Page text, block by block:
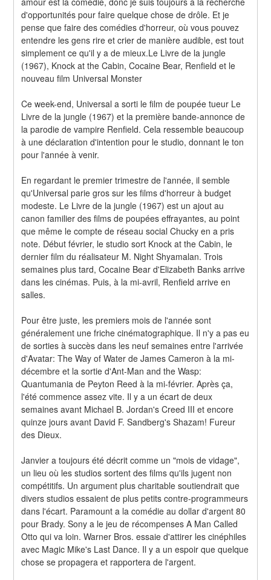
d'opportunités pour faire quelque chose de drôle. Et je
pense que faire des comédies d'horreur, où vous pouvez
entendre les gens rire et crier de manière audible, est tout
simplement ce qu'il y a de mieux.Le Livre de la jungle
(1967), Knock at the Cabin, Cocaine Bear, Renfield et le
nouveau film Universal Monster
Ce week-end, Universal a sorti le film de poupée tueur Le
Livre de la jungle (1967) et la première bande-annonce de
la parodie de vampire Renfield. Cela ressemble beaucoup
à une déclaration d'intention pour le studio, donnant le ton
pour l'année à venir.
En regardant le premier trimestre de l'année, il semble
qu'Universal parie gros sur les films d'horreur à budget
modeste. Le Livre de la jungle (1967) est un ajout au
canon familier des films de poupées effrayantes, au point
que même le compte de réseau social Chucky en a pris
note. Début février, le studio sort Knock at the Cabin, le
dernier film du réalisateur M. Night Shyamalan. Trois
semaines plus tard, Cocaine Bear d'Elizabeth Banks arrive
dans les cinémas. Puis, à la mi-avril, Renfield arrive en
salles.
Pour être juste, les premiers mois de l'année sont
généralement une friche cinématographique. Il n'y a pas eu
de sorties à succès dans les neuf semaines entre l'arrivée
d'Avatar: The Way of Water de James Cameron à la mi-
décembre et la sortie d'Ant-Man and the Wasp:
Quantumania de Peyton Reed à la mi-février. Après ça,
l'été commence assez vite. Il y a un écart de deux
semaines avant Michael B. Jordan's Creed III et encore
quinze jours avant David F. Sandberg's Shazam! Fureur
des Dieux.
Janvier a toujours été décrit comme un "mois de vidage",
un lieu où les studios sortent des films qu'ils jugent non
compétitifs. Un argument plus charitable soutiendrait que
divers studios essaient de plus petits contre-programmeurs
dans l'écart. Paramount a la comédie au dollar d'argent 80
pour Brady. Sony a le jeu de récompenses A Man Called
Otto qui va loin. Warner Bros. essaie d'attirer les cinéphiles
avec Magic Mike's Last Dance. Il y a un espoir que quelque
chose se propagera et rapportera de l'argent.